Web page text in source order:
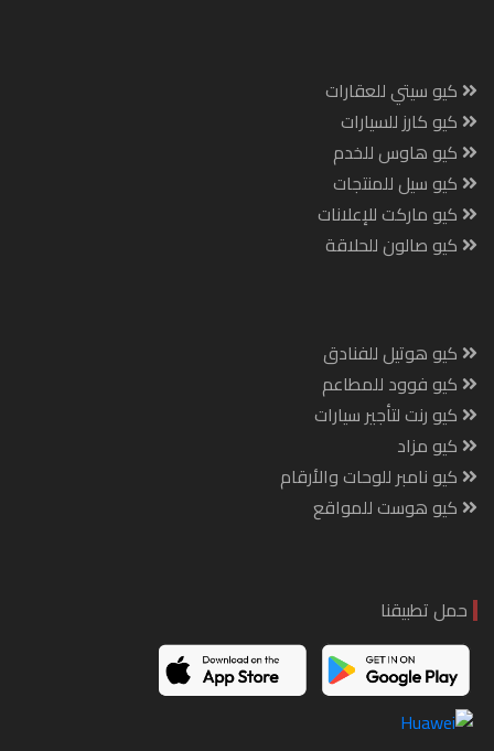
كيو سيتي للعقارات
كيو كارز للسيارات
كيو هاوس للخدم
كيو سيل للمنتجات
كيو ماركت للإعلانات
كيو صالون للحلاقة
كيو هوتيل للفنادق
كيو فوود للمطاعم
كيو رنت لتأجير سيارات
كيو مزاد
كيو نامبر للوحات والأرقام
كيو هوست للمواقع
حمل تطبيقنا